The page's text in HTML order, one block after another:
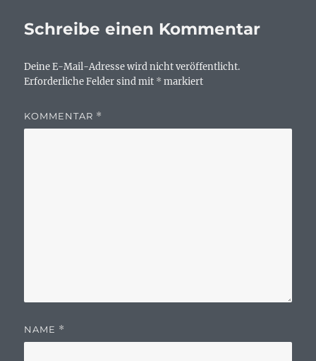
Schreibe einen Kommentar
Deine E-Mail-Adresse wird nicht veröffentlicht.
Erforderliche Felder sind mit * markiert
KOMMENTAR *
NAME *